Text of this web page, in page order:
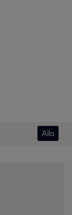
Alla